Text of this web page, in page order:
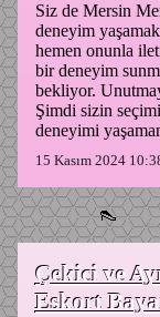
Siz de Mersin
deneyim
hemen onunla
bir deneyim
bekliyor.
Şimdi sizin
deneyimi
15 Kasım 2024
👠
Çekici ve
Eskort